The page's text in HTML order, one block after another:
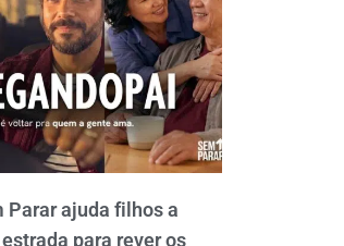
Parar ajuda filhos a
para rever os